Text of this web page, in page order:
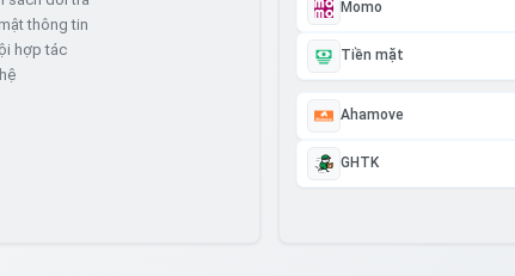
Ốp
thông tin
hợp tác
Momo
Tiền mặt
Ahamove
GHTK